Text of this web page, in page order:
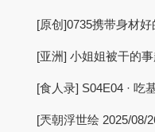
[原创]0735携带身材
[亚洲] 小姐姐被干的
[食人录] S04E04 · 吃
[兲朝浮世绘 2025/08/